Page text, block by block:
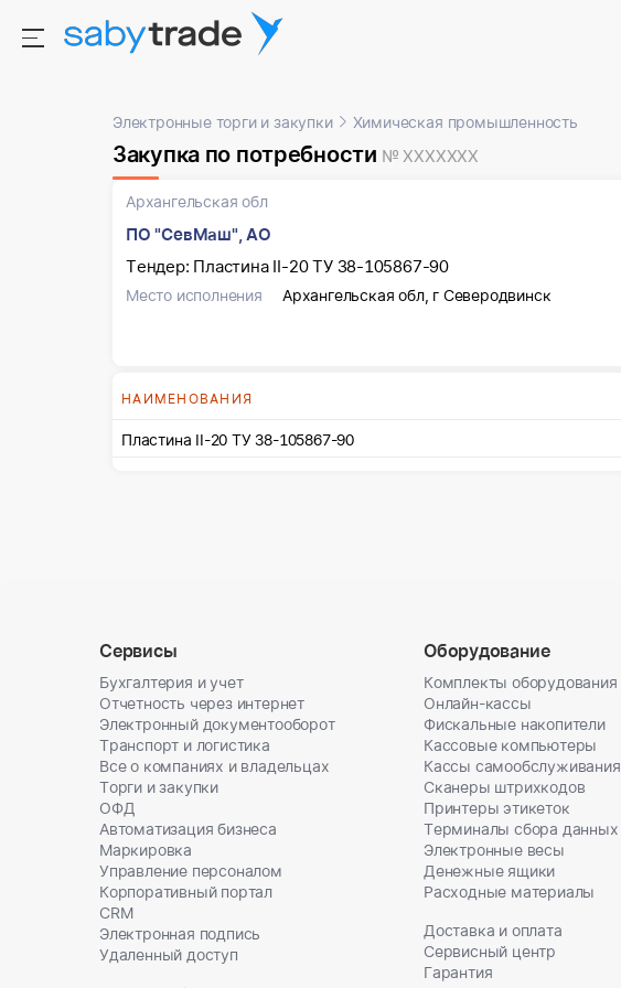
Электронные торги и закупки Химическая промышленность
Закупка по потребности № XXXXXXX
Архангельская обл
ПО "СевМаш", АО
Тендер: Пластина II-20 ТУ 38-105867-90
Место исполнения Архангельская обл, г Северодвинск
НАИМЕНОВАНИЯ
Пластина II-20 ТУ 38-105867-90
Сервисы
Бухгалтерия и учет
Отчетность через интернет
Электронный документооборот
Транспорт и логистика
Все о компаниях и владельцах
Торги и закупки
ОФД
Автоматизация бизнеса
Маркировка
Управление персоналом
Корпоративный портал
CRM
Электронная подпись
Удаленный доступ
Оборудование
Комплекты оборудования
Онлайн-кассы
Фискальные накопители
Кассовые компьютеры
Кассы самообслуживания
Сканеры штрихкодов
Принтеры этикеток
Терминалы сбора данных
Электронные весы
Денежные ящики
Расходные материалы
Доставка и оплата
Сервисный центр
Гарантия